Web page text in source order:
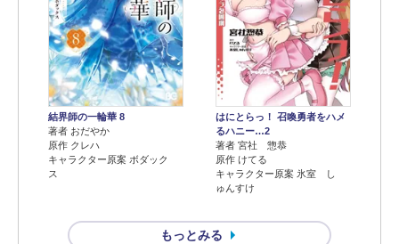
結界師の一輪華 8
著者 おだやか
原作 クレハ
キャラクター原案 ボダック
ス
はにとらっ！ 召喚勇者をハメ
るハニー…2
著者 宮社 惣恭
原作 けてる
キャラクター原案 氷室 し
ゅんすけ
もっとみる